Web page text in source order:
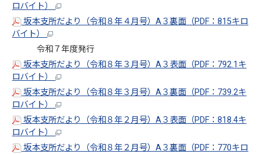
ロバイト）
坂本支所だより（令和８年４月号）A３裏面（PDF：815キロ
バイト）
令和７年度発行
坂本支所だより（令和８年３月号）A３表面（PDF：792.1キ
ロバイト）
坂本支所だより（令和８年３月号）A３裏面（PDF：739.2キ
ロバイト）
坂本支所だより（令和８年２月号）A３表面（PDF：818.4キ
ロバイト）
坂本支所だより（令和８年２月号）A３裏面（PDF：770キロ